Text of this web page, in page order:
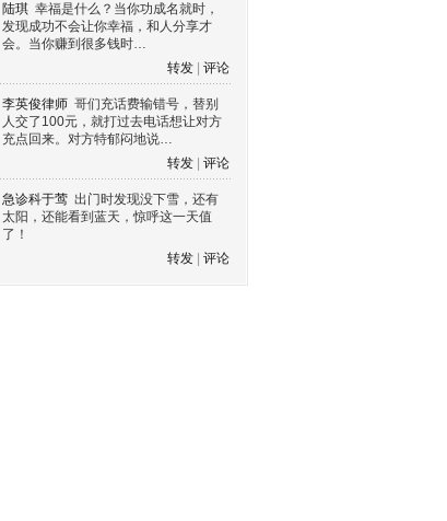
陆琪 幸福是什么？当你功成名就时，
发现成功不会让你幸福，和人分享才
会。当你赚到很多钱时…
转发
评论
李英俊律师 哥们充话费输错号，替别
人交了100元，就打过去电话想让对方
充点回来。对方特郁闷地说…
转发
评论
急诊科于莺 出门时发现没下雪，还有
太阳，还能看到蓝天，惊呼这一天值
了！
转发
评论